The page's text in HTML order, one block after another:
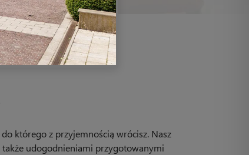
którego z przyjemnością wrócisz. Nasz
także udogodnieniami przygotowanymi